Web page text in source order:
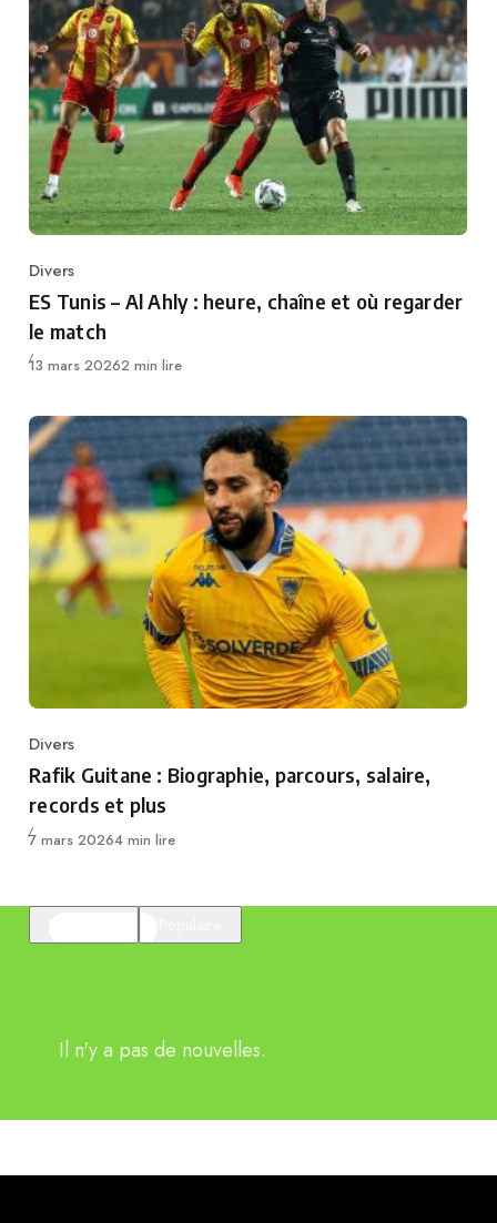
Category
Divers
ES Tunis – Al Ahly : heure, chaîne et où regarder
le match
Publié
13 mars 20262 min lire
Category
Divers
Rafik Guitane : Biographie, parcours, salaire,
records et plus
Publié
7 mars 20264 min lire
Il n'y a pas de nouvelles.